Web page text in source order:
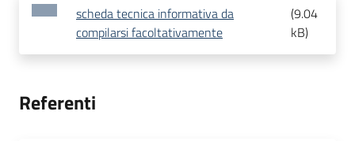
scheda tecnica informativa da
compilarsi facoltativamente
(9.04
kB)
Referenti